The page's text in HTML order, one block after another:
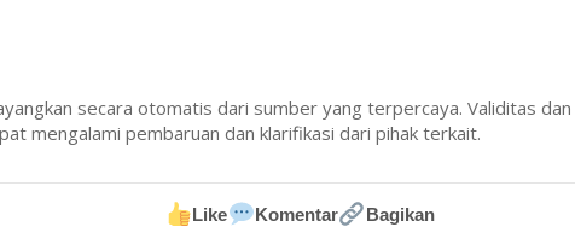
secara otomatis dari sumber yang terpercaya. Validitas
mengalami pembaruan dan klarifikasi dari pihak terkait.
Like Komentar Bagikan